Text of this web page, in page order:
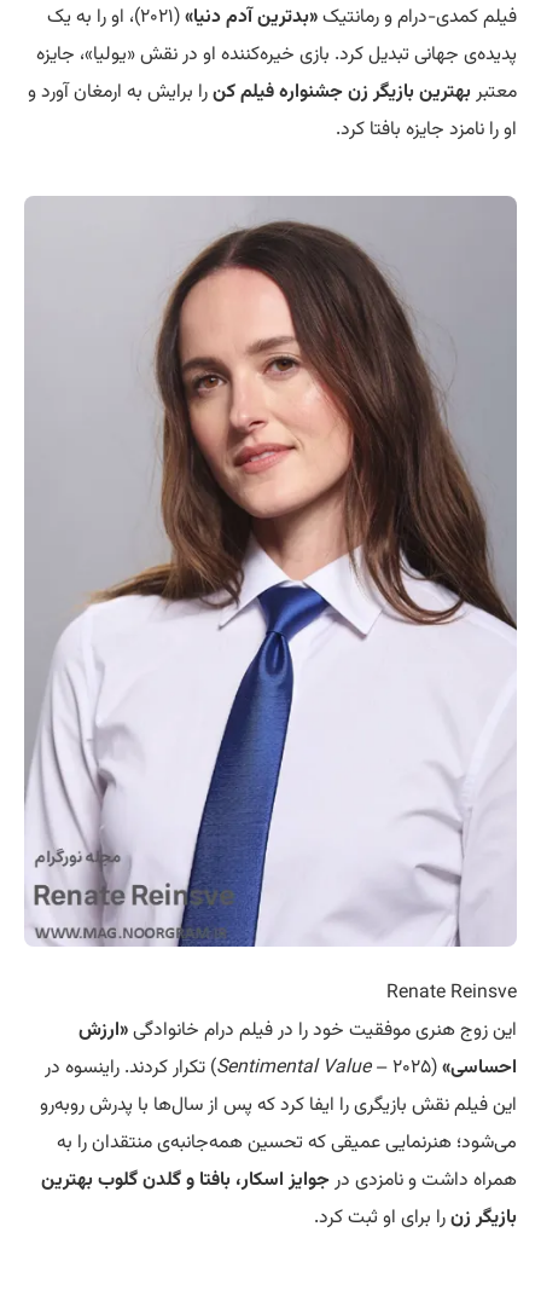
فیلم کمدی-درام و رمانتیک«بدترین آدم دنیا»
(۲۰۲۱)، او را به یک
پدیده‌ی جهانی تبدیل کرد. بازی خیره‌کننده او در نقش «یولیا»، جایزه
معتبر بهترین بازیگر زن جشنواره فیلم کنرا برایش به ارمغان آورد و
او را نامزد جایزه بافتا کرد.
Renate Reinsve
این زوج هنری موفقیت خود را در فیلم درام خانوادگی«ارزش
احساسی»(
Sentimental Value– ۲۰۲۵) تکرار کردند. راینسوه در
این فیلم نقش بازیگری را ایفا کرد که پس از سال‌ها با پدرش روبه‌رو
می‌شود؛ هنرنمایی عمیقی که تحسین همه‌جانبه‌ی منتقدان را به
همراه داشت و نامزدی درجوایز اسکار، بافتا و گلدن گلوب بهترین
بازیگر زنرا برای او ثبت کرد.